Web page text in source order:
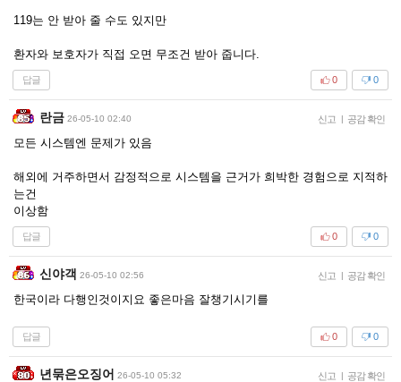
119는 안 받아 줄 수도 있지만
환자와 보호자가 직접 오면 무조건 받아 줍니다.
답글 0
0
란금 26-05-10 02:40 신고 | 공감 확인
모든 시스템엔 문제가 있음
해외에 거주하면서 감정적으로 시스템을 근거가 희박한 경험으로 지적하
는건
이상함
답글 0
0
신야객 26-05-10 02:56 신고 | 공감 확인
한국이라 다행인것이지요 좋은마음 잘챙기시기를
답글 0
0
년묶은오징어 26-05-10 05:32 신고 | 공감 확인